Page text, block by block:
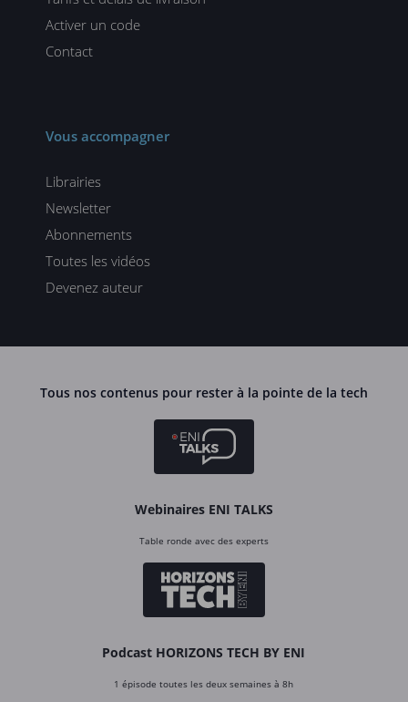
Activer un code
Contact
Vous accompagner
Librairies
Newsletter
Abonnements
Toutes les vidéos
Devenez auteur
Tous nos contenus pour rester à la pointe de la tech
Webinaires ENI TALKS
Table ronde avec des experts
Podcast HORIZONS TECH BY ENI
1 épisode toutes les deux semaines à 8h